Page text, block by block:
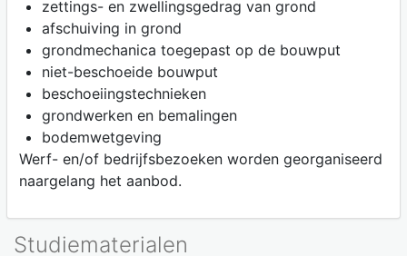
zettings- en zwellingsgedrag van grond
afschuiving in grond
grondmechanica toegepast op de bouwput
niet-beschoeide bouwput
beschoeiingstechnieken
grondwerken en bemalingen
bodemwetgeving
Werf- en/of bedrijfsbezoeken worden georganiseerd
naargelang het aanbod.
Studiematerialen